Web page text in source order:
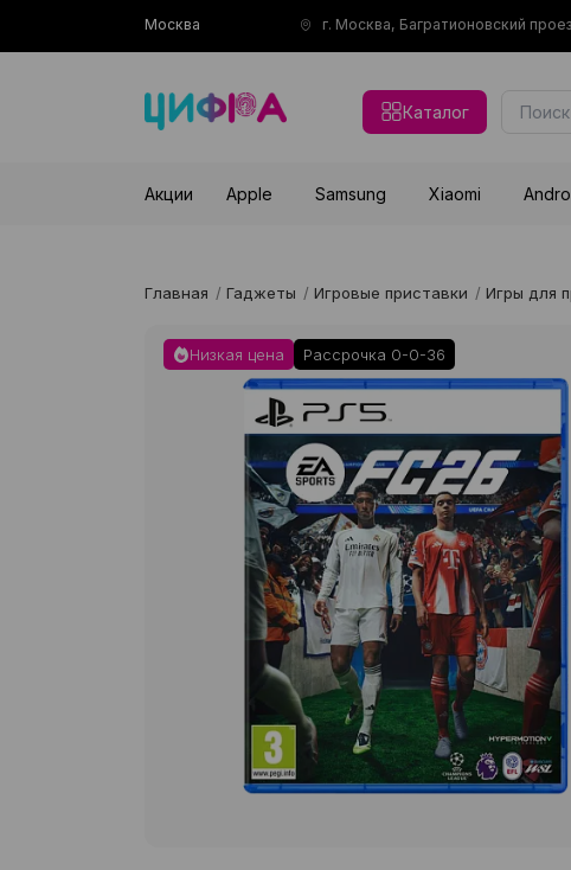
Москва г. Москва, Багратионовский
Каталог
Акции Apple Samsung Xiaomi
Главная / Гаджеты / Игровые приставки / Игры для
Низкая цена Рассрочка 0-0-36